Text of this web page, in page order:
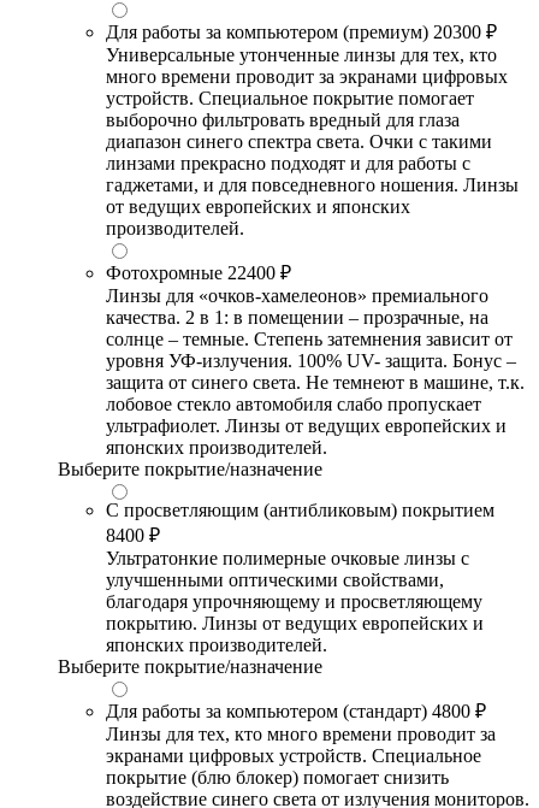
Для работы за компьютером (премиум) 20300 ₽
Универсальные утонченные линзы для тех, кто
много времени проводит за экранами цифровых
устройств. Специальное покрытие помогает
выборочно фильтровать вредный для глаза
диапазон синего спектра света. Очки с такими
линзами прекрасно подходят и для работы с
гаджетами, и для повседневного ношения. Линзы
от ведущих европейских и японских
производителей.
Фотохромные 22400 ₽
Линзы для «очков-хамелеонов» премиального
качества. 2 в 1: в помещении – прозрачные, на
солнце – темные. Степень затемнения зависит от
уровня УФ-излучения. 100% UV- защита. Бонус –
защита от синего света. Не темнеют в машине, т.к.
лобовое стекло автомобиля слабо пропускает
ультрафиолет. Линзы от ведущих европейских и
японских производителей.
Выберите покрытие/назначение
С просветляющим (антибликовым) покрытием
8400 ₽
Ультратонкие полимерные очковые линзы с
улучшенными оптическими свойствами,
благодаря упрочняющему и просветляющему
покрытию. Линзы от ведущих европейских и
японских производителей.
Выберите покрытие/назначение
Для работы за компьютером (стандарт) 4800 ₽
Линзы для тех, кто много времени проводит за
экранами цифровых устройств. Специальное
покрытие (блю блокер) помогает снизить
воздействие синего света от излучения мониторов.